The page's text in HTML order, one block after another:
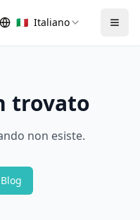
🇮🇹 Italiano
trovato
non esiste.